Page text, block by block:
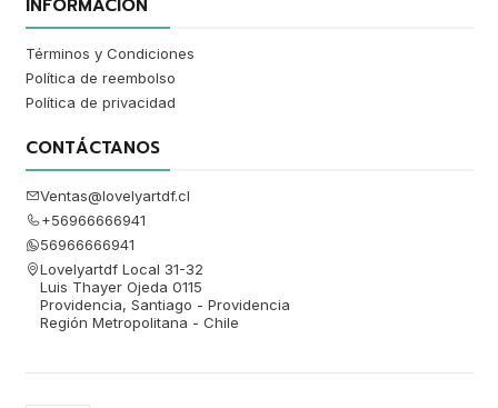
INFORMACIÓN
Términos y Condiciones
Política de reembolso
Política de privacidad
CONTÁCTANOS
Ventas@lovelyartdf.cl
+56966666941
56966666941
Lovelyartdf Local 31-32
Luis Thayer Ojeda 0115
Providencia, Santiago - Providencia
Región Metropolitana - Chile